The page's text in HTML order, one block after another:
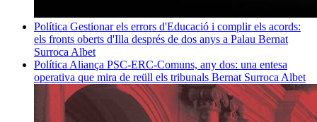
Política Gestionar els errors d'Educació i complir els acords:
els fronts oberts d'Illa després de dos anys a Palau Bernat
Surroca Albet
Política Aliança PSC-ERC-Comuns, any dos: una entesa
operativa que mira de reüll els tribunals Bernat Surroca Albet